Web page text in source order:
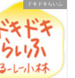
ドキドキらいふ